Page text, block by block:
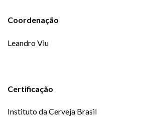
Coordenação
Leandro Viu
Certificação
Instituto da Cerveja Brasil